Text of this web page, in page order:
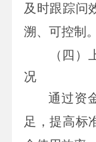
及时跟踪问
溯、可控制。
（四）
况
通过资
足，提高标